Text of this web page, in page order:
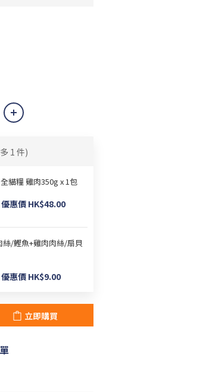
1 件)
貓糧 雞肉350g x 1包
優惠價 HK$48.00
絲/鰹魚+雞肉肉絲/扇貝
優惠價 HK$9.00
立即購買